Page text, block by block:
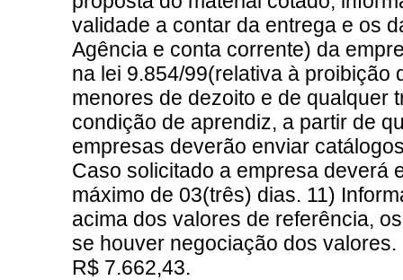
validade a contar da entrega e os
Agência e conta corrente) da
na lei 9.854/99(relativa à proibição
menores de dezoito e de qualquer
condição de aprendiz, a partir de
empresas deverão enviar
Caso solicitado a empresa deverá
máximo de 03(três) dias. 11)
acima dos valores de referência,
se houver negociação dos
R$ 7.662,43.